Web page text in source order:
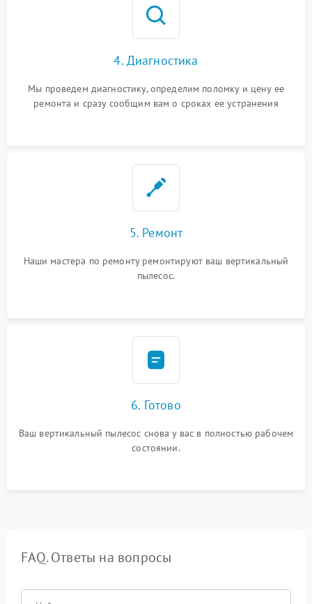
4. Диагностика
Мы проведем диагностику, определим поломку и цену ее
ремонта и сразу сообщим вам о сроках ее устранения
5. Ремонт
Наши мастера по ремонту ремонтируют ваш вертикальный
пылесос.
6. Готово
Ваш вертикальный пылесос снова у вас в полностью рабочем
состоянии.
FAQ. Ответы на вопросы